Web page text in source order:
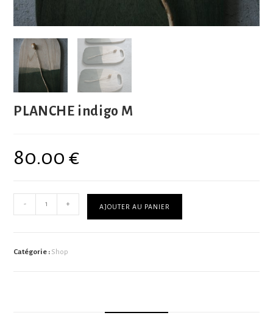
PLANCHE indigo M
80.00€
- + AJOUTER AU PANIER
Catégorie : Shop